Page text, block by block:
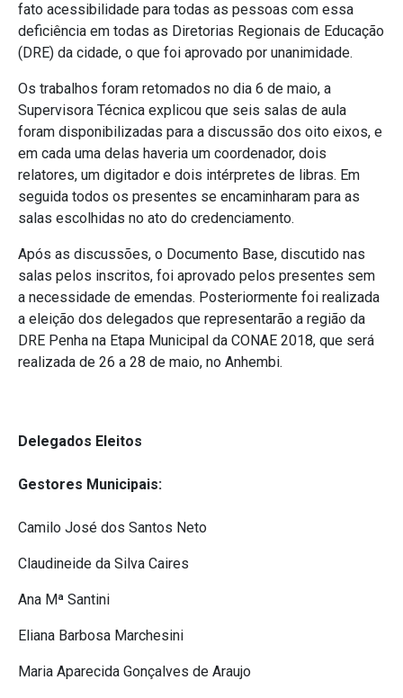
fato acessibilidade para todas as pessoas com essa
deficiência em todas as Diretorias Regionais de Educação
(DRE) da cidade, o que foi aprovado por unanimidade.
Os trabalhos foram retomados no dia 6 de maio, a
Supervisora Técnica explicou que seis salas de aula
foram disponibilizadas para a discussão dos oito eixos, e
em cada uma delas haveria um coordenador, dois
relatores, um digitador e dois intérpretes de libras. Em
seguida todos os presentes se encaminharam para as
salas escolhidas no ato do credenciamento.
Após as discussões, o Documento Base, discutido nas
salas pelos inscritos, foi aprovado pelos presentes sem
a necessidade de emendas. Posteriormente foi realizada
a eleição dos delegados que representarão a região da
DRE Penha na Etapa Municipal da CONAE 2018, que será
realizada de 26 a 28 de maio, no Anhembi.
Delegados Eleitos
Gestores Municipais:
Camilo José dos Santos Neto
Claudineide da Silva Caires
Ana Mª Santini
Eliana Barbosa Marchesini
Maria Aparecida Gonçalves de Araujo